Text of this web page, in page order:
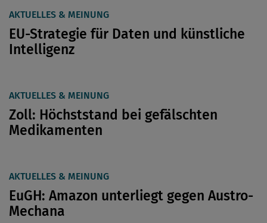
AKTUELLES & MEINUNG
EU-Strategie für Daten und künstliche
Intelligenz
AKTUELLES & MEINUNG
Zoll: Höchststand bei gefälschten
Medikamenten
AKTUELLES & MEINUNG
EuGH: Amazon unterliegt gegen Austro-
Mechana